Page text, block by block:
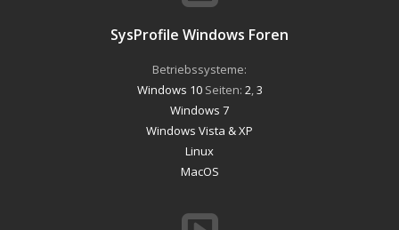
SysProfile Windows Foren
Betriebssysteme:
Windows 10Seiten: 2 3
Windows 7
Windows Vista & XP
Linux
MacOS